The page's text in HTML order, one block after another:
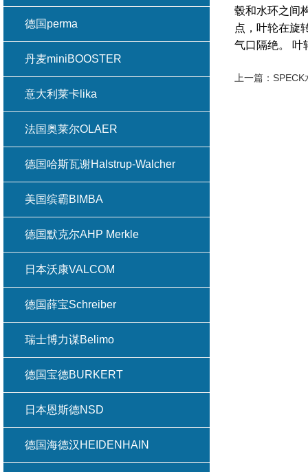
毂和水环之间
点，叶轮在旋
气口隔绝。 叶
上一篇： SPECK
德国perma
丹麦miniBOOSTER
意大利莱卡lika
法国奥莱尔OLAER
德国哈斯瓦谢Halstrup-Walcher
美国缤霸BIMBA
德国默克尔AHP Merkle
日本沃康VALCOM
德国薛宝Schreiber
瑞士博力谋Belimo
德国宝德BURKERT
日本恩斯德NSD
德国海德汉HEIDENHAIN